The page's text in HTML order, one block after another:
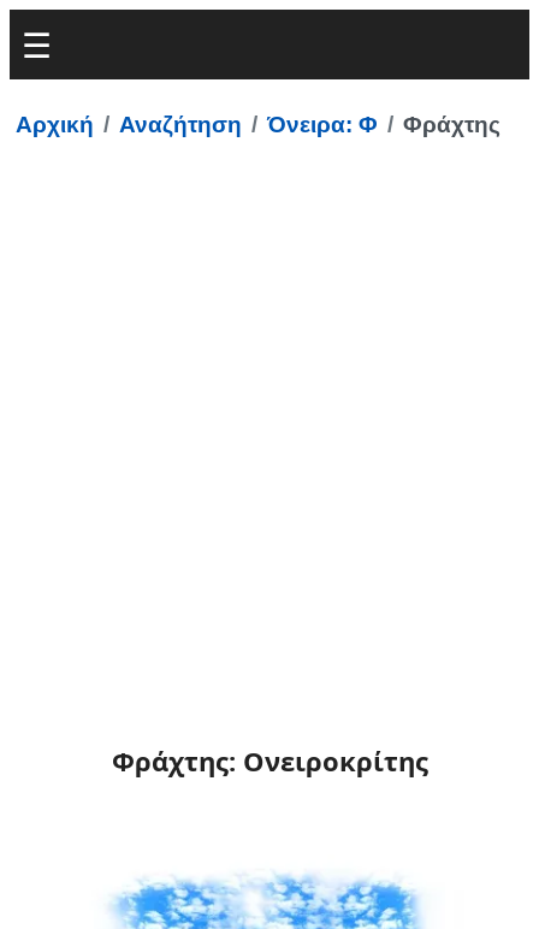
Αρχική Αναζήτηση Όνειρα: Φ Φράχτης
Φράχτης: Ονειροκρίτης